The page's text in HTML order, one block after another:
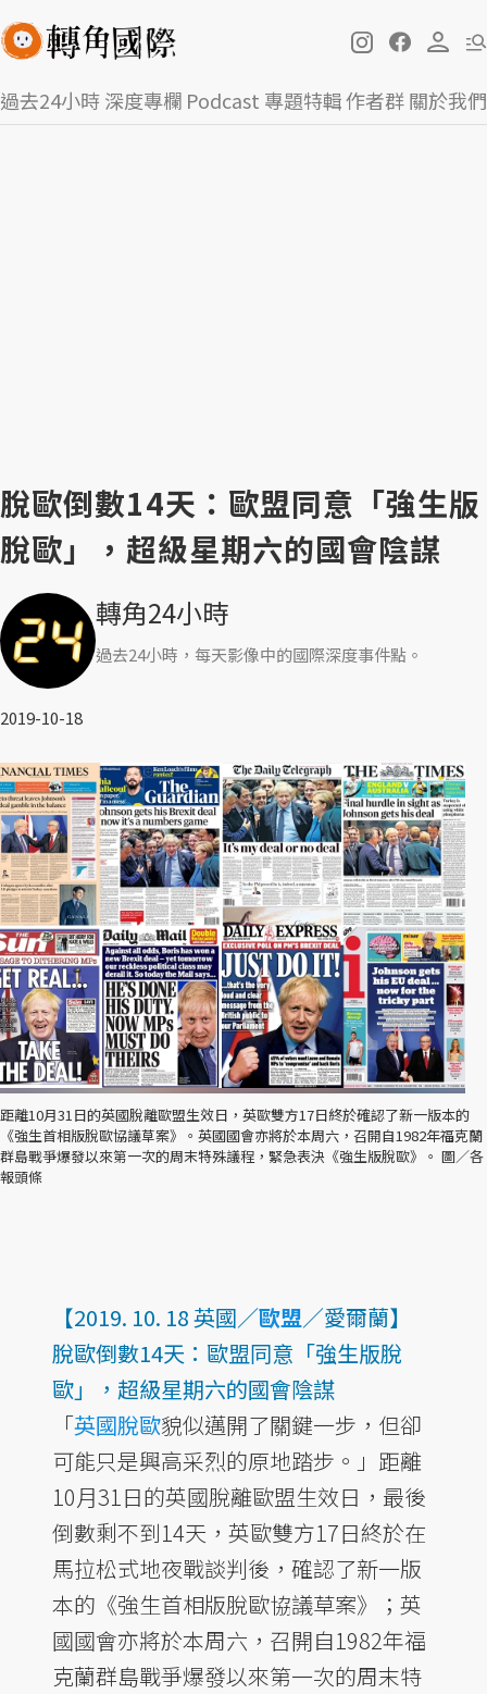
過去24小時深度專欄 Podcast 專題特輯作者群關於我們
脫歐倒數14天：歐盟同意「強生版
脫歐」，超級星期六的國會陰謀
轉角24小時
過去24小時，每天影像中的國際深度事件點。
2019-10-18
距離10月31日的英國脫離歐盟生效日，英歐雙方17日終於確認了新一版本的
《強生首相版脫歐協議草案》。英國國會亦將於本周六，召開自1982年福克蘭
群島戰爭爆發以來第一次的周末特殊議程，緊急表決《強生版脫歐》。 圖／各
報頭條
【2019. 10. 18 英國／歐盟／愛爾蘭】
脫歐倒數14天：歐盟同意「強生版脫
歐」，超級星期六的國會陰謀
「英國脫歐貌似邁開了關鍵一步，但卻
可能只是興高采烈的原地踏步。」距離
10月31日的英國脫離歐盟生效日，最後
倒數剩不到14天，英歐雙方17日終於在
馬拉松式地夜戰談判後，確認了新一版
本的《強生首相版脫歐協議草案》；英
國國會亦將於本周六，召開自1982年福
克蘭群島戰爭爆發以來第一次的周末特